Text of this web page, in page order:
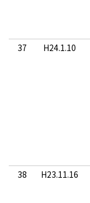
37
H24.1.10
38
H23.11.16